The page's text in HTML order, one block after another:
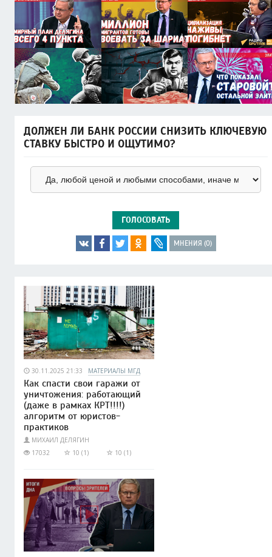
ДОЛЖЕН ЛИ БАНК РОССИИ СНИЗИТЬ КЛЮЧЕВУЮ
СТАВКУ БЫСТРО И ОЩУТИМО?
ГОЛОСОВАТЬ
МНЕНИЯ (0)
30.11.2025 21:33 МАТЕРИАЛЫ МГД
Как спасти свои гаражи от
уничтожения: работающий
(даже в рамках КРТ!!!!)
алгоритм от юристов-
практиков
МИХАИЛ ДЕЛЯГИН
17032
10 (1) 10 (1)